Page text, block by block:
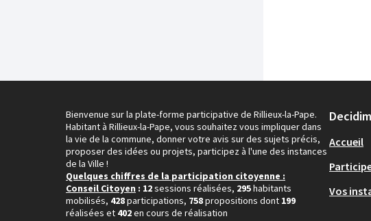
Bienvenue sur la plate-forme participative de Rillieux-la-Pape.
Habitant à Rillieux-la-Pape, vous souhaitez vous impliquer dans
la vie de la commune, donner votre avis sur des sujets précis,
proposer des idées ou projets, participez à l'une des instances
de la Ville !
Quelques chiffres de la participation citoyenne :
Conseil Citoyen : 12sessions réalisées, 295habitants
mobilisés, 428participations, 758propositions dont 199
réalisées et 402en cours de réalisation
Decidim
Accueil
Vos